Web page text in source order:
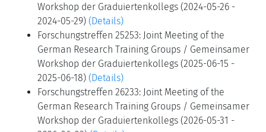
Workshop der Graduiertenkollegs (2024-05-26 -
2024-05-29) (Details)
Forschungstreffen 25253: Joint Meeting of the
German Research Training Groups / Gemeinsamer
Workshop der Graduiertenkollegs (2025-06-15 -
2025-06-18) (Details)
Forschungstreffen 26233: Joint Meeting of the
German Research Training Groups / Gemeinsamer
Workshop der Graduiertenkollegs (2026-05-31 -